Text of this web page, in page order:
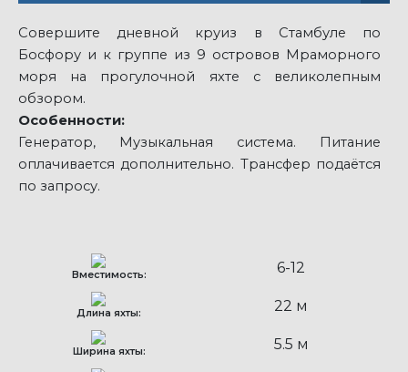
Совершите дневной круиз в Стамбуле по
Босфору и к группе из 9 островов Мраморного
моря на прогулочной яхте с великолепным
обзором.
Особенности:
Генератор, Музыкальная система. Питание
оплачивается дополнительно. Трансфер подаётся
по запросу.
Вместимость: 6-12
Длина яхты: 22 м
Ширина яхты: 5.5 м